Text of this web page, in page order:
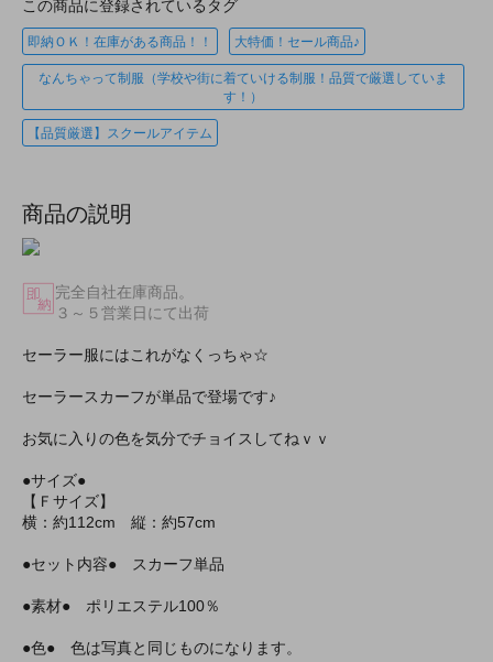
この商品に登録されているタグ
即納ＯＫ！在庫がある商品！！ 大特価！セール商品♪
なんちゃって制服（学校や街に着ていける制服！品質で厳選していま
す！）
【品質厳選】スクールアイテム
商品の説明
完全自社在庫商品。
３～５営業日にて出荷
セーラー服にはこれがなくっちゃ☆
セーラースカーフが単品で登場です♪
お気に入りの色を気分でチョイスしてねｖｖ
●サイズ●
【Ｆサイズ】
横：約112cm 縦：約57cm
●セット内容● スカーフ単品
●素材● ポリエステル100％
●色● 色は写真と同じものになります。